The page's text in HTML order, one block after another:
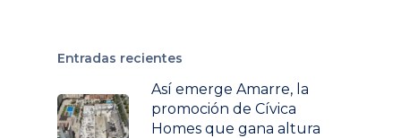
Entradas recientes
Así emerge Amarre, la
promoción de Cívica
Homes que gana altura